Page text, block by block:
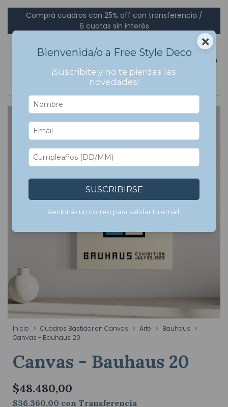
Comprá cuadros con 25% off con transferencia /
6 cuotas sin interés
Inicio > Cuadros Bastidor en Canvas > Arte > Bauhaus >
Canvas - Bauhaus 20
Canvas - Bauhaus 20
$48.480,00
$36.360,00 con Transferencia
×
Bienvenida/o a Free Style Deco
¡Suscribite y no te pierdas las
novedades!
SUSCRIBIRSE
Recibirás un correo para validar tu email.